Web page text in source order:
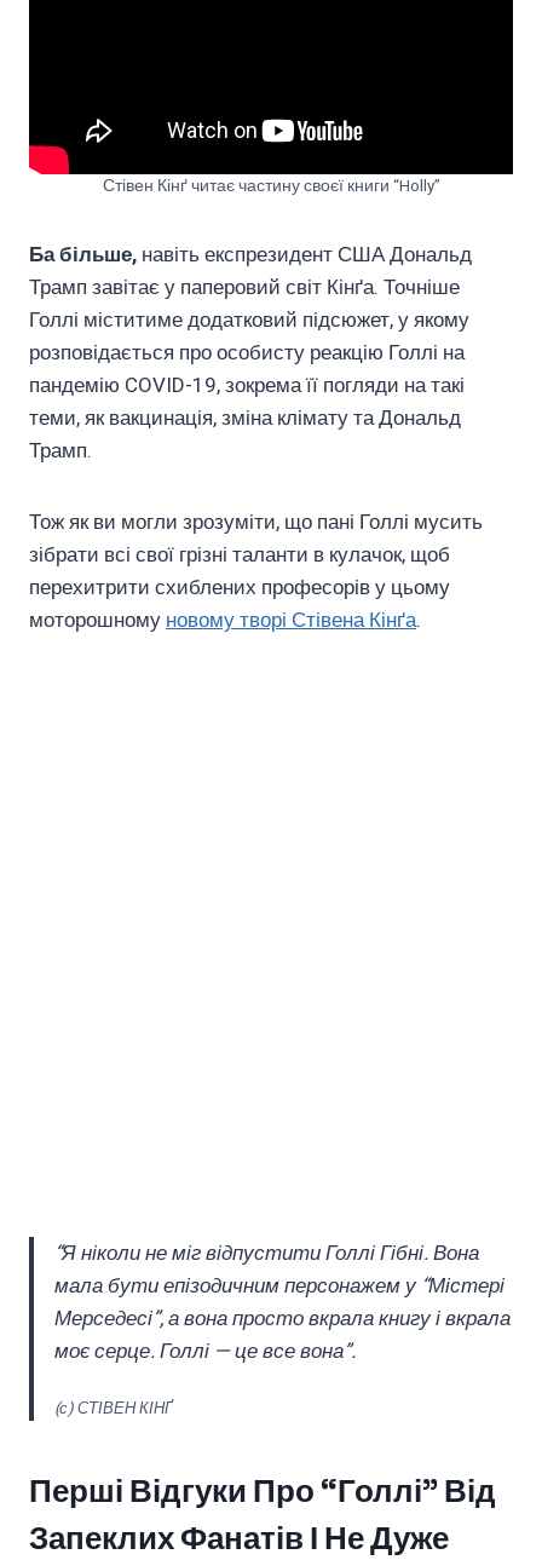
Стівен Кінґ читає частину своєї книги “Holly”
Ба більше, навіть експрезидент США Дональд
Трамп завітає у паперовий світ Кінґа. Точніше
Голлі міститиме додатковий підсюжет, у якому
розповідається про особисту реакцію Голлі на
пандемію COVID-19, зокрема її погляди на такі
теми, як вакцинація, зміна клімату та Дональд
Трамп.
Тож як ви могли зрозуміти, що пані Голлі мусить
зібрати всі свої грізні таланти в кулачок, щоб
перехитрити схиблених професорів у цьому
моторошному новому творі Стівена Кінґа.
“Я ніколи не міг відпустити Голлі Гібні. Вона
мала бути епізодичним персонажем у “Містері
Мерседесі”, а вона просто вкрала книгу і вкрала
моє серце. Голлі — це все вона”.
(с) СТІВЕН КІНҐ
Перші Відгуки Про “Голлі” Від
Запеклих Фанатів І Не Дуже